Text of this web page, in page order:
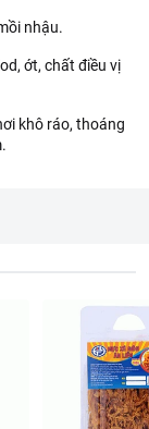
nhậu.
ớt, chất điều vị
khô ráo, thoáng